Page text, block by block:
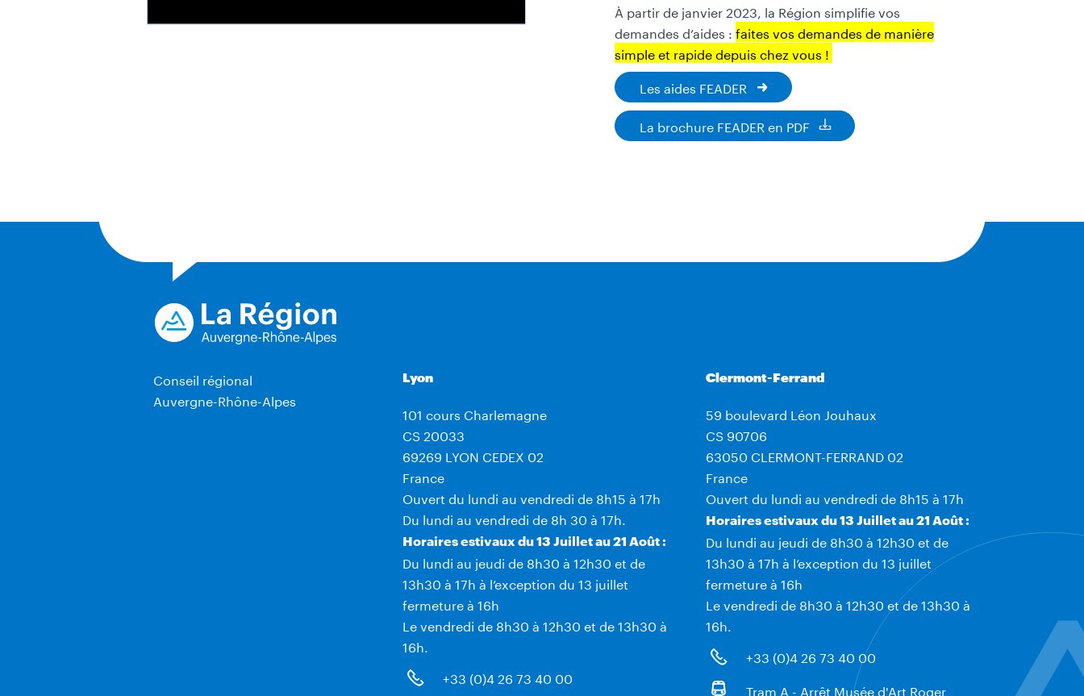
À partir de janvier 2023, la Région simplifie vos
demandes d’aides : faites vos demandes de manière
simple et rapide depuis chez vous !
Les aides FEADER
La brochure FEADER en PDF Document
à
Conseil régional
Auvergne-Rhône-Alpes
Lyon
101 cours Charlemagne
CS 20033
69269 LYON CEDEX 02
France
Ouvert du lundi au vendredi de 8h15 à 17h
Du lundi au vendredi de 8h 30 à 17h.
Horaires estivaux du 13 Juillet au 21 Août :
Du lundi au jeudi de 8h30 à 12h30 et de
13h30 à 17h à l’exception du 13 juillet
fermeture à 16h
Le vendredi de 8h30 à 12h30 et de 13h30 à
16h.
+33 (0)4 26 73 40 00
Clermont-Ferrand
59 boulevard Léon Jouhaux
CS 90706
63050 CLERMONT-FERRAND 02
France
Ouvert du lundi au vendredi de 8h15 à 17h
Horaires estivaux du 13 Juillet au 21 Août :
Du lundi au jeudi de 8h30 à 12h30 et de
13h30 à 17h à l’exception du 13 juillet
fermeture à 16h
Le vendredi de 8h30 à 12h30 et de 13h30 à
16h.
+33 (0)4 26 73 40 00
Tram A - Arrêt Musée d'Art Roger